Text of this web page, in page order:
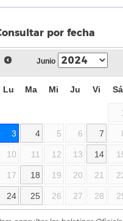
por fecha
Junio
Lu Ma Mi Ju Vi Sá
3 4 5 6 7
10 11 12 13 14
17 18 19 20 21
24 25 26 27 28